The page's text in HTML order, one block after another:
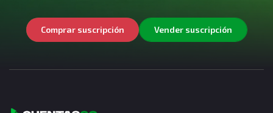
Comprar suscripción Vender suscripción